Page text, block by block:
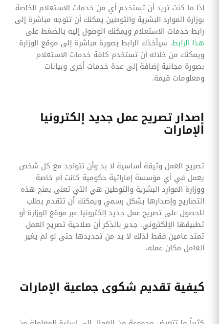
إذا ما كنت تريد أن تستخدم أي من خدمات الاستعلام الخاصة
بوزارة الموارد البشرية والتوطين يمكنك أن تتوجه مباشرة إلى
رابط خدمات الاستعلام ويمكنك الوصول إليه بالضغط على
هذا الرابط. سيأخذك الرابط بصورة مباشرة إلى موقع الوزارة
ويمكنك من خلاله أن تستخدم كافة خدمات الاستعلام
بصورة مجانية إضافة إلى عدة خدمات أخرى وبيانات
ومعلومات قيمة.
إصدار تصريح عمل جديد إلكترونيا
الإمارات
تصريح العمل وثيقة أساسية لا بد وأن تتواجد مع كل شخص
يعمل في أي مؤسسة إماراتية حكومية كانت أم خاصة
ووزارة الموارد البشرية والتوطين هي التي تعنى بمنح هذه
التصاريح وإصدارها بشكل رسمي ويمكنك أن تتقدم بطلب
للحصول على تصريح عمل جديد إلكترونيا عبر موقع الوزارة أو
تطبيقها الإلكتروني. جدير بالذكر أن صلاحية تصريح العمل
تمتد عامين فقط لذلك لا بد من تجديدها حتى لو لم يغير
العامل مكان عمله.
كيفية تقديم شكوى جماعية الإمارات